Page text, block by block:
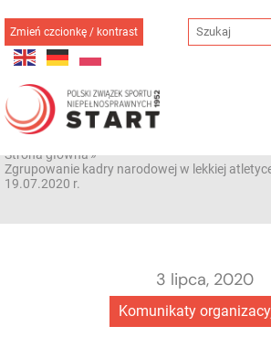
do
treści
Zmień czcionkę / kontrast
Strona główna»
Zgrupowanie kadry narodowej w lekkiej
19.07.2020 r.
Komunikaty
3 lipca, 2020